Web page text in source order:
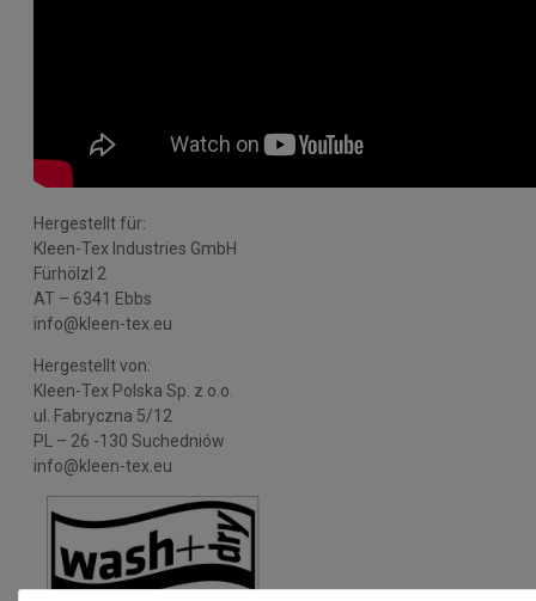
Hergestellt für:
Kleen-Tex Industries GmbH
Fürhölzl 2
AT – 6341 Ebbs
info@kleen-tex.eu
Hergestellt von:
Kleen-Tex Polska Sp. z o.o.
ul. Fabryczna 5/12
PL – 26 -130 Suchedniów
info@kleen-tex.eu